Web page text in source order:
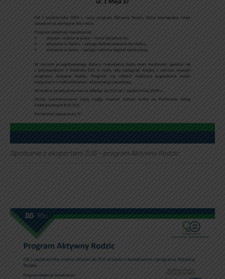
Spotkanie z ekspertami ZUS – program Aktywny Rodzic